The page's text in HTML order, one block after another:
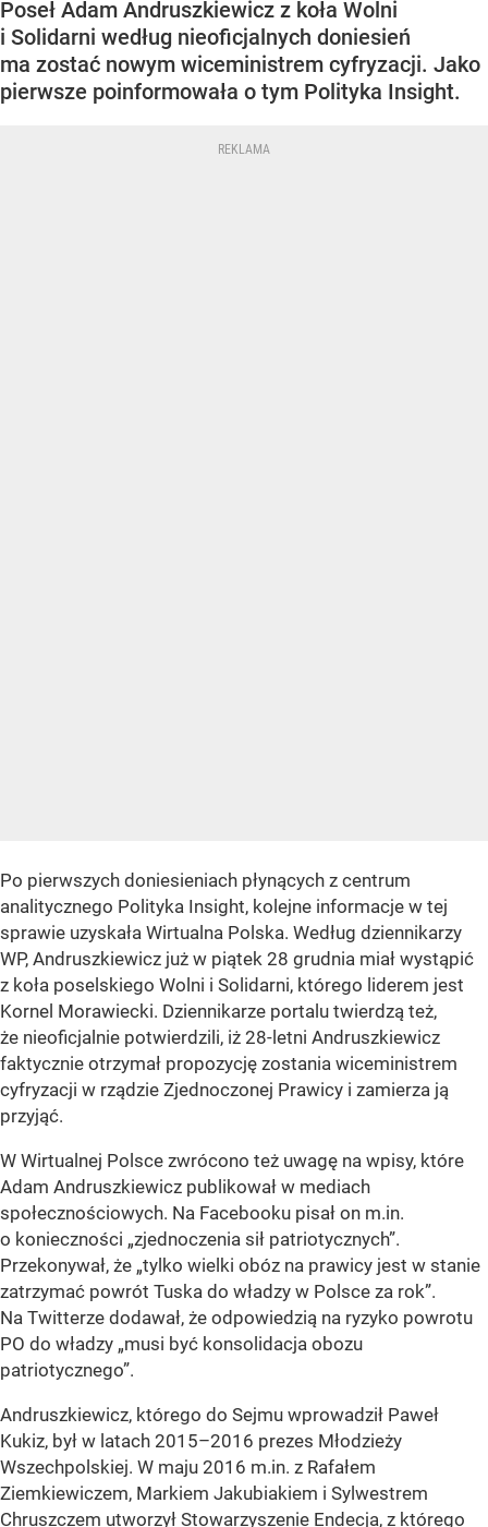
Poseł Adam Andruszkiewicz z koła Wolni
i Solidarni według nieoficjalnych doniesień
ma zostać nowym wiceministrem cyfryzacji. Jako
pierwsze poinformowała o tym Polityka Insight.
Po pierwszych doniesieniach płynących z centrum
analitycznego Polityka Insight, kolejne informacje w tej
sprawie uzyskała Wirtualna Polska. Według dziennikarzy
WP, Andruszkiewicz już w piątek 28 grudnia miał wystąpić
z koła poselskiego Wolni i Solidarni, którego liderem jest
Kornel Morawiecki. Dziennikarze portalu twierdzą też,
że nieoficjalnie potwierdzili, iż 28-letni Andruszkiewicz
faktycznie otrzymał propozycję zostania wiceministrem
cyfryzacji w rządzie Zjednoczonej Prawicy i zamierza ją
przyjąć.
W Wirtualnej Polsce zwrócono też uwagę na wpisy, które
Adam Andruszkiewicz publikował w mediach
społecznościowych. Na Facebooku pisał on m.in.
o konieczności „zjednoczenia sił patriotycznych”.
Przekonywał, że „tylko wielki obóz na prawicy jest w stanie
zatrzymać powrót Tuska do władzy w Polsce za rok”.
Na Twitterze dodawał, że odpowiedzią na ryzyko powrotu
PO do władzy „musi być konsolidacja obozu
patriotycznego”.
Andruszkiewicz, którego do Sejmu wprowadził Paweł
Kukiz, był w latach 2015–2016 prezes Młodzieży
Wszechpolskiej. W maju 2016 m.in. z Rafałem
Ziemkiewiczem, Markiem Jakubiakiem i Sylwestrem
Chruszczem utworzył Stowarzyszenie Endecja, z którego